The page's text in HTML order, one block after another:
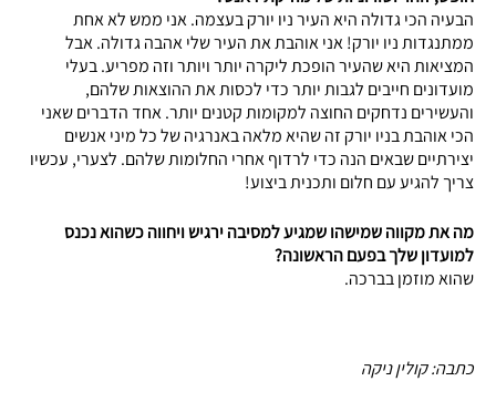
הבעיה הכי גדולה היא העיר ניו יורק בעצמה. אני ממש לא אחת
ממתנגדות ניו יורק! אני אוהבת את העיר שלי אהבה גדולה. אבל
המציאות היא שהעיר הופכת ליקרה יותר ויותר וזה מפריע. בעלי
מועדונים חייבים לגבות יותר כדי לכסות את ההוצאות שלהם,
והעשירים נדחקים החוצה למקומות קטנים יותר. אחד הדברים שאני
הכי אוהבת בניו יורק זה שהיא מלאה באנרגיה של כל מיני אנשים
יצירתיים שבאים הנה כדי לרדוף אחרי החלומות שלהם. לצערי, עכשיו
צריך להגיע עם חלום ותכנית ביצוע!
מה את מקווה שמישהו שמגיע למסיבה ירגיש ויחווה כשהוא נכנס
למועדון שלך בפעם הראשונה?
שהוא מוזמן בברכה.
כתבה: קולין ניקה